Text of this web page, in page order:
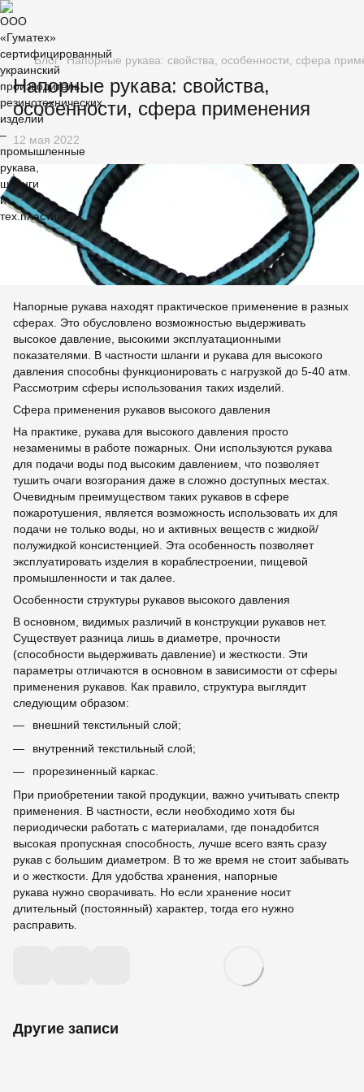
Блог Напорные рукава: свойства, особенности, сфера
Напорные рукава: свойства,
особенности, сфера применения
12 мая 2022
Напорные рукава находят практическое применение в разных
сферах. Это обусловлено возможностью выдерживать
высокое давление, высокими эксплуатационными
показателями. В частности шланги и рукава для высокого
давления способны функционировать с нагрузкой до 5-40 атм.
Рассмотрим сферы использования таких изделий.
Сфера применения рукавов высокого давления
На практике, рукава для высокого давления просто
незаменимы в работе пожарных. Они используются рукава
для подачи воды под высоким давлением, что позволяет
тушить очаги возгорания даже в сложно доступных местах.
Очевидным преимуществом таких рукавов в сфере
пожаротушения, является возможность использовать их для
подачи не только воды, но и активных веществ с жидкой/
полужидкой консистенцией. Эта особенность позволяет
эксплуатировать изделия в кораблестроении, пищевой
промышленности и так далее.
Особенности структуры рукавов высокого давления
В основном, видимых различий в конструкции рукавов нет.
Существует разница лишь в диаметре, прочности
(способности выдерживать давление) и жесткости. Эти
параметры отличаются в основном в зависимости от сферы
применения рукавов. Как правило, структура выглядит
следующим образом:
внешний текстильный слой;
внутренний текстильный слой;
прорезиненный каркас.
При приобретении такой продукции, важно учитывать спектр
применения. В частности, если необходимо хотя бы
периодически работать с материалами, где понадобится
высокая пропускная способность, лучше всего взять сразу
рукав с большим диаметром. В то же время не стоит забывать
и о жесткости. Для удобства хранения, напорные
рукава нужно сворачивать. Но если хранение носит
длительный (постоянный) характер, тогда его нужно
расправить.
Другие записи